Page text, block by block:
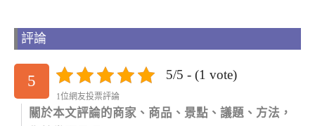
評論
5 5/5 - (1 vote)
1位網友投票評論
關於本文評論的商家、商品、景點、議題、方法，